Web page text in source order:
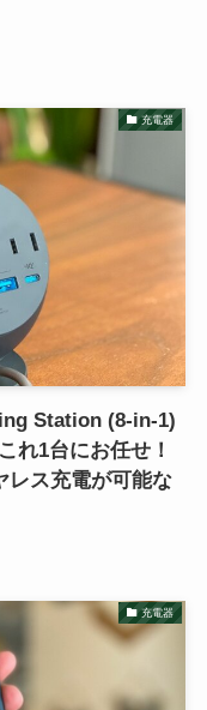
充電器
Station (8-in-1)
れ1台にお任せ！
レス充電が可能な
充電器